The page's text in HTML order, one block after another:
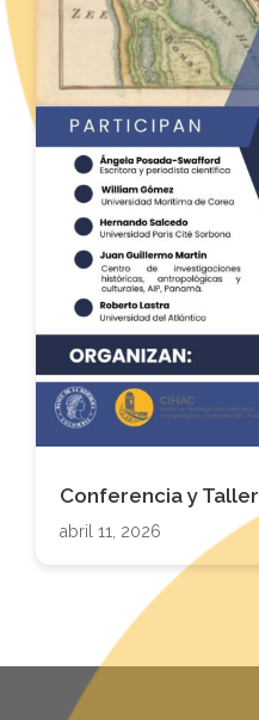
Conferencia y Taller
abril 11, 2026